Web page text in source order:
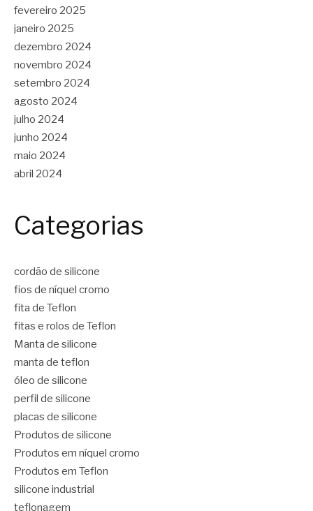
fevereiro 2025
janeiro 2025
dezembro 2024
novembro 2024
setembro 2024
agosto 2024
julho 2024
junho 2024
maio 2024
abril 2024
Categorias
cordão de silicone
fios de níquel cromo
fita de Teflon
fitas e rolos de Teflon
Manta de silicone
manta de teflon
óleo de silicone
perfil de silicone
placas de silicone
Produtos de silicone
Produtos em níquel cromo
Produtos em Teflon
silicone industrial
teflonagem